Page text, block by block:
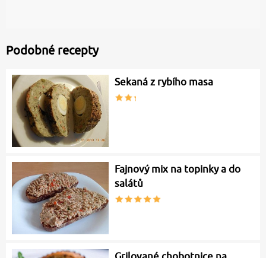
Podobné recepty
Sekaná z rybího masa
Fajnový mix na topinky a do
salátů